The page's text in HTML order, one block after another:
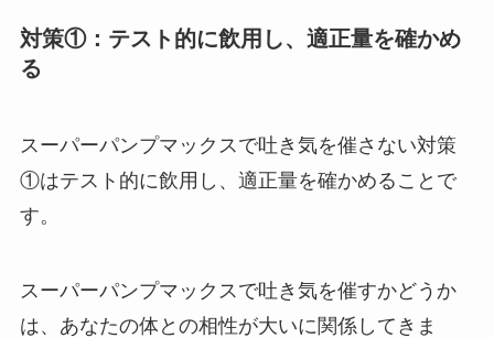
対策①：テスト的に飲用し、適正量を確かめ
る
スーパーパンプマックスで吐き気を催さない対策
①はテスト的に飲用し、適正量を確かめることで
す。
スーパーパンプマックスで吐き気を催すかどうか
は、あなたの体との相性が大いに関係してきま